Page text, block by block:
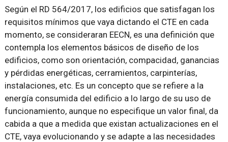
Según el RD 564/2017, los edificios que satisfagan los
requisitos mínimos que vaya dictando el CTE en cada
momento, se consideraran EECN, es una definición que
contempla los elementos básicos de diseño de los
edificios, como son orientación, compacidad, ganancias
y pérdidas energéticas, cerramientos, carpinterías,
instalaciones, etc. Es un concepto que se refiere a la
energía consumida del edificio a lo largo de su uso de
funcionamiento, aunque no especifique un valor final, da
cabida a que a medida que existan actualizaciones en el
CTE, vaya evolucionando y se adapte a las necesidades